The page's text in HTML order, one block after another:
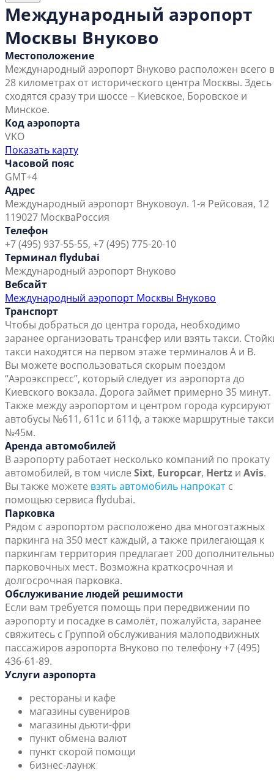
Международный аэропорт
Москвы Внуково
Местоположение
Международный аэропорт Внуково расположен всего в
28 километрах от исторического центра Москвы. Здесь
сходятся сразу три шоссе – Киевское, Боровское и
Минское.
Код аэропорта
VKO
Показать карту
Часовой пояс
GMT+4
Адрес
Международный аэропорт Внуковоул. 1-я Рейсовая, 12
119027 МоскваРоссия
Телефон
+7 (495) 937-55-55, +7 (495) 775-20-10
Терминал flydubai
Международный аэропорт Внуково
Вебсайт
Международный аэропорт Москвы Внуково
Транспорт
Чтобы добраться до центра города, необходимо
заранее организовать трансфер или взять такси.
такси находятся на первом этаже терминалов А и В.
Вы можете воспользоваться скорым поездом
“Аэроэкспресс”, который следует из аэропорта до
Киевского вокзала. Дорога займет примерно 35 минут.
Также между аэропортом и центром города курсируют
автобусы №611, 611с и 611ф, а также маршрутные такси
№45м.
Аренда автомобилей
В аэропорту работает несколько компаний по прокату
автомобилей, в том числе Sixt, Europcar, Hertz и Avis.
Вы также можете взять автомобиль напрокат с
помощью сервиса flydubai.
Парковка
Рядом с аэропортом расположено два многоэтажных
паркинга на 350 мест каждый, а также прилегающая к
паркингам территория предлагает 200
парковочных мест. Возможна краткосрочная и
долгосрочная парковка.
Обслуживание людей решимости
Если вам требуется помощь при передвижении по
аэропорту и посадке в самолёт, пожалуйста, заранее
свяжитесь с Группой обслуживания малоподвижных
пассажиров аэропорта Внуково по телефону +7 (495)
436-61-89.
Услуги аэропорта
рестораны и кафе
магазины сувениров
магазины дьюти-фри
пункт обмена валют
пункт скорой помощи
бизнес-лаунж